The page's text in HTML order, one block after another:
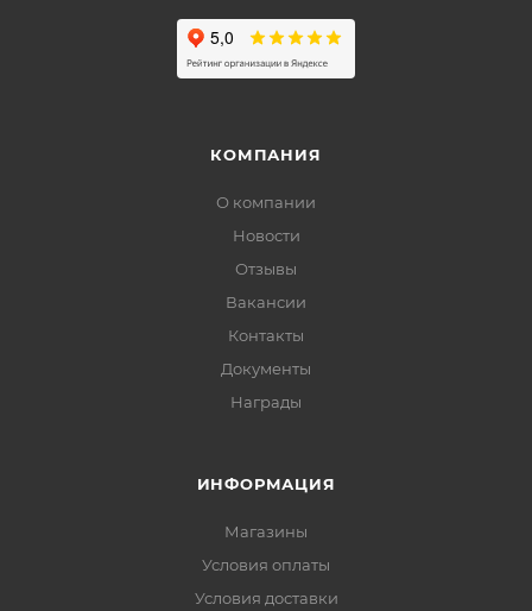
КОМПАНИЯ
О компании
Новости
Отзывы
Вакансии
Контакты
Документы
Награды
ИНФОРМАЦИЯ
Магазины
Условия оплаты
Условия доставки